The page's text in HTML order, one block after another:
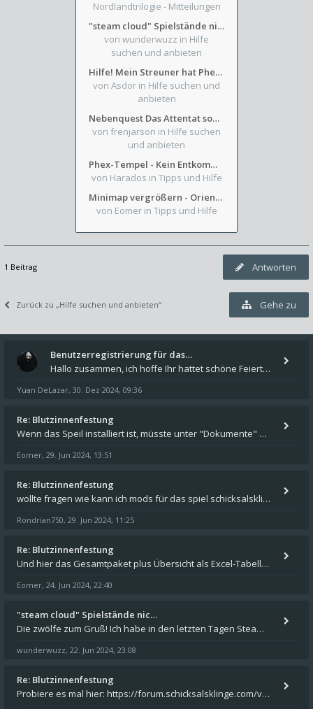
Nordlandtrilogie - Mitteilungen
"steam cloud" Spielstände nicht verfügbar
von wunderwuzz in Hilfe
suchen und anbieten
Hilfe! Mein Streuner hat Phexens Gunst verloren...
von Asdor in Hilfe suchen und
anbieten
Nebenquest Das Attentat sowie Beilunker Reiter und zwei kleine Ausrüstungsfragen
von frenjarson in Hilfe suchen
und anbieten
Phex-Tempel - Kein Entkommen aus Weinkeller/Bibliothek Trakt
von Harados in Tipps und Hilfe
Minimap vergrößern - Orientierung in Blutzinnen
von Eomer in Tipps und Hilfe
1 Beitrag Antworten
Zurück zu „Hilfe suchen und anbieten“ Gehe zu
Benutzerregistrierung für das…
Hallo zusammen, ich hoffe Ihr hattet schöne Feiertage und kommt auch gut ins neue Jahr. Ich schreibe hier kurz zur Infor
Yuan DeLazar, 30. Dez 2024, 09:36
Re: Blutzinnenfestung
Wenn das Speil installiert ist, müsste unter "Dokumente" auf Deinem Rechner ein Verzeichnis "blade of destiny" sein. Dar
Eomer, 29. Jun 2024, 13:51
Re: Blutzinnenfestung
wollte fragen wie kann ich mods für das spiel schicksalsklinge in das spieleverzeichnis kopieren und in welches
Rondrian750, 29. Jun 2024, 11:25
Re: Blutzinnenfestung
Und hier das Gesamtpaket plus Übersicht als Excel-Tabelle: https://forum.schicksalsklinge.com/viewtopic.php?f=239&t=156
Eomer, 24. Jun 2024, 22:40
"steam cloud" Spielstände nic…
Die zwölfe zum Gruß! Ich habe in den letzten Tagen Steam auf meinem Desktop PC mit Windows 11 installiert und über Steam
wunderwuzz, 22. Jun 2024, 23:08
Re: Blutzinnenfestung
Probiere es mal hier: https://forum.schicksalsklinge.com/viewtopic.php?f=239&t=15661